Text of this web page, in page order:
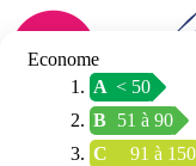
Connexion / Inscription
Trouver mon
espace conseil
Econome
A < 50
B 51 à 90
C
91 à 150